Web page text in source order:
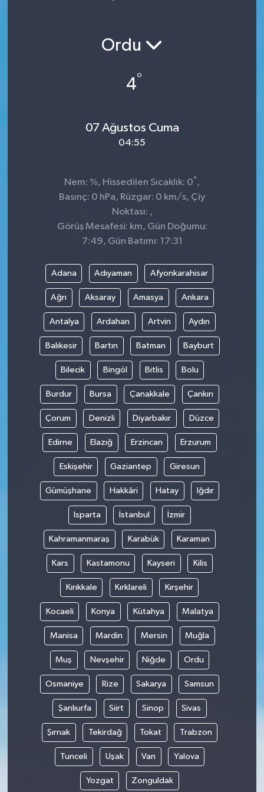
Ordu
4°
07 Ağustos Cuma
04:55
Nem: %, Hissedilen Sıcaklık: 0° ,
Basınç: 0 hPa, Rüzgar: 0 km/s, Çiy
Noktası: ,
Görüş Mesafesi: km, Gün Doğumu:
7:49, Gün Batımı: 17:31
Adana Adıyaman Afyonkarahisar
Ağrı Aksaray Amasya Ankara
Antalya Ardahan Artvin Aydın
Balıkesir Bartın Batman Bayburt
Bilecik Bingöl Bitlis Bolu
Burdur Bursa Çanakkale Çankırı
Çorum Denizli Diyarbakır Düzce
Edirne Elazığ Erzincan Erzurum
Eskişehir Gaziantep Giresun
Gümüşhane Hakkâri Hatay Iğdır
Isparta İstanbul İzmir
Kahramanmaraş Karabük Karaman
Kars Kastamonu Kayseri Kilis
Kırıkkale Kırklareli Kırşehir
Kocaeli Konya Kütahya Malatya
Manisa Mardin Mersin Muğla
Muş Nevşehir Niğde Ordu
Osmaniye Rize Sakarya Samsun
Şanlıurfa Siirt Sinop Sivas
Şırnak Tekirdağ Tokat Trabzon
Tunceli Uşak Van Yalova
Yozgat Zonguldak